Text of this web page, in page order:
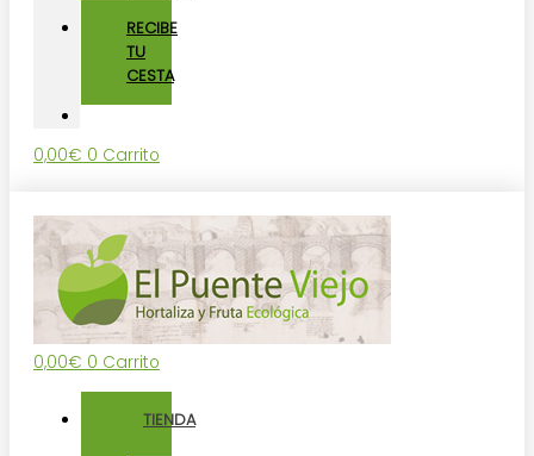
RECIBE
TU
CESTA
0,00€ 0 Carrito
0,00€ 0 Carrito
TIENDA